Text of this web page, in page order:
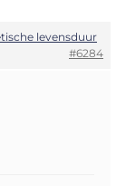
levensduur
#6284